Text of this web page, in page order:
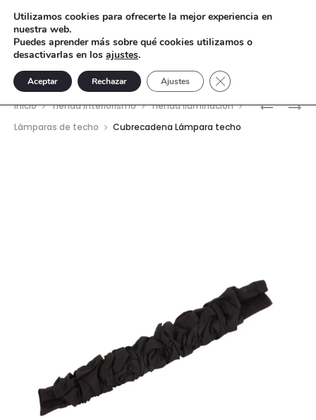
COPA
TIBOR
Inicio Tienda interiorismo
Tienda Iluminación
Lámparas de techo
Cubrecadena Lámpara techo
Utilizamos cookies para ofrecerte la mejor experiencia en
nuestra web.
Puedes aprender más sobre qué cookies utilizamos o
desactivarlas en los ajustes.
Aceptar Rechazar Ajustes Cerrar el banner de